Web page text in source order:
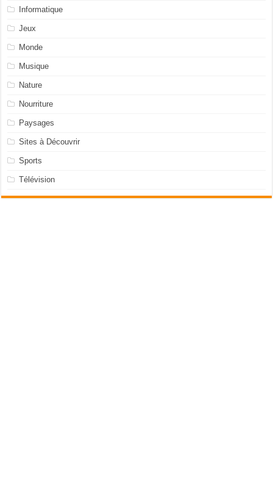
Informatique
Jeux
Monde
Musique
Nature
Nourriture
Paysages
Sites à Découvrir
Sports
Télévision